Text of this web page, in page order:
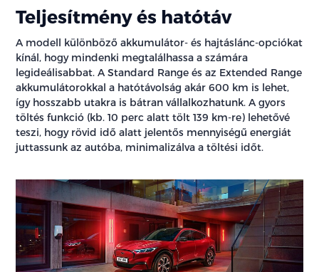
Teljesítmény és hatótáv
A modell különböző akkumulátor- és hajtáslánc-opciókat
kínál, hogy mindenki megtalálhassa a számára
legideálisabbat. A Standard Range és az Extended Range
akkumulátorokkal a hatótávolság akár 600 km is lehet,
így hosszabb utakra is bátran vállalkozhatunk. A gyors
töltés funkció (kb. 10 perc alatt tölt 139 km-re) lehetővé
teszi, hogy rövid idő alatt jelentős mennyiségű energiát
juttassunk az autóba, minimalizálva a töltési időt.